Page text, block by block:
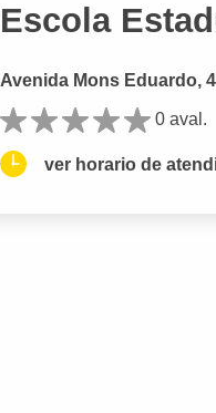
Escola
Avenida Mons Eduardo,
0 aval.
ver horario de